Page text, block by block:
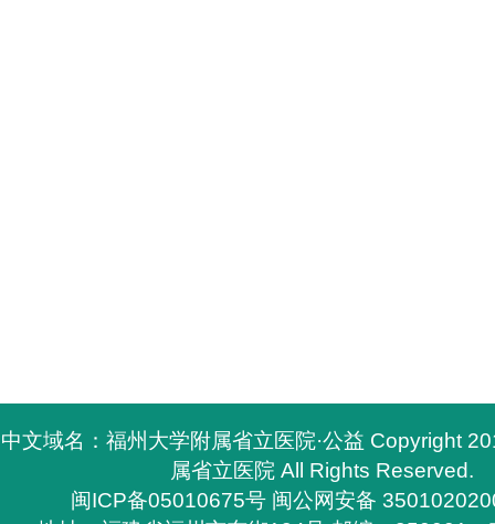
中文域名：福州大学附属省立医院·公益 Copyright
属省立医院 All Rights Reserved.
闽ICP备05010675号 闽公网安备